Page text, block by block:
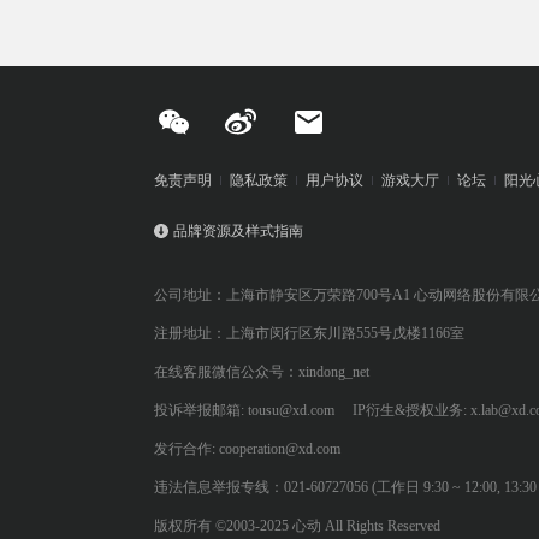
免责声明 隐私政策 用户协议 游戏大厅 论坛 阳光
品牌资源及样式指南
公司地址：上海市静安区万荣路700号A1 心动网络股份有限
注册地址：上海市闵行区东川路555号戊楼1166室
在线客服微信公众号：xindong_net
投诉举报邮箱: tousu@xd.com IP衍生&授权业务:
发行合作: cooperation@xd.com
违法信息举报专线：021-60727056 (工作日 9:30 ~ 12:00, 13:30
版权所有 ©2003-2025 心动 All Rights Reserved